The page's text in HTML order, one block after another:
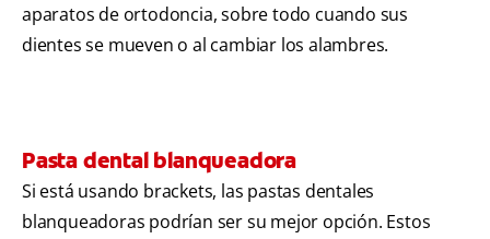
aparatos de ortodoncia, sobre todo cuando sus
dientes se mueven o al cambiar los alambres.
Pasta dental blanqueadora
Si está usando brackets, las pastas dentales
blanqueadoras podrían ser su mejor opción. Estos